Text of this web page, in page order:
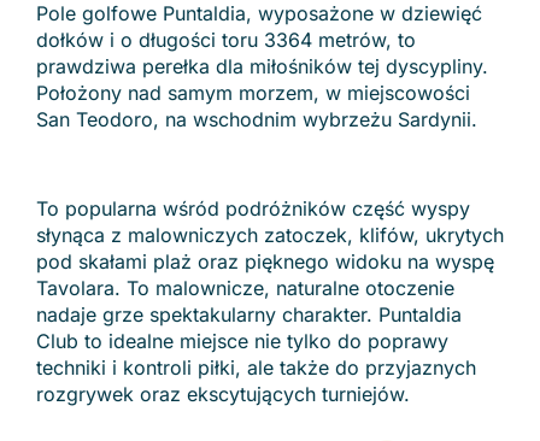
Pole golfowe Puntaldia, wyposażone w dziewięć
dołków i o długości toru 3364 metrów, to
prawdziwa perełka dla miłośników tej dyscypliny.
Położony nad samym morzem, w miejscowości
San Teodoro, na wschodnim wybrzeżu Sardynii.
To popularna wśród podróżników część wyspy
słynąca z malowniczych zatoczek, klifów, ukrytych
pod skałami plaż oraz pięknego widoku na wyspę
Tavolara. To malownicze, naturalne otoczenie
nadaje grze spektakularny charakter. Puntaldia
Club to idealne miejsce nie tylko do poprawy
techniki i kontroli piłki, ale także do przyjaznych
rozgrywek oraz ekscytujących turniejów.